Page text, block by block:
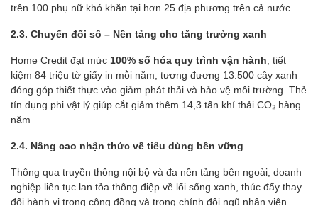
trên 100 phụ nữ khó khăn tại hơn 25 địa phương trên cả nước
2.3. Chuyển đổi số – Nền tảng cho tăng trưởng xanh
Home Credit đạt mức 100% số hóa quy trình vận hành, tiết
kiệm 84 triệu tờ giấy in mỗi năm, tương đương 13.500 cây xanh –
đóng góp thiết thực vào giảm phát thải và bảo vệ môi trường. Thẻ
tín dụng phi vật lý giúp cắt giảm thêm 14,3 tấn khí thải CO₂ hàng
năm
2.4. Nâng cao nhận thức về tiêu dùng bền vững
Thông qua truyền thông nội bộ và đa nền tảng bên ngoài, doanh
nghiệp liên tục lan tỏa thông điệp về lối sống xanh, thúc đẩy thay
đổi hành vi trong cộng đồng và trong chính đội ngũ nhân viên